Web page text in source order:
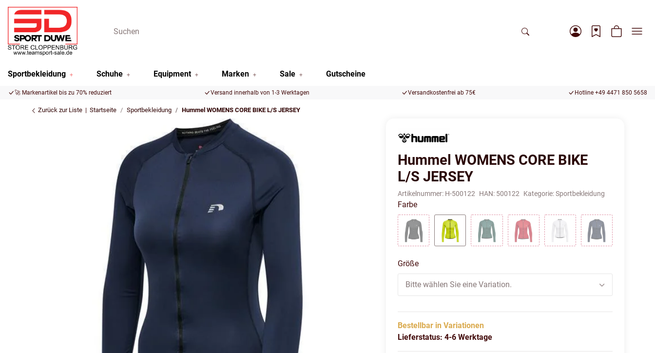
Sportbekleidung Schuhe Equipment Marken Sale Gutscheine
🚀 Markenartikel bis zu 70% reduziert Versand innerhalb von 1-3 Werktagen Versandkostenfrei ab 75€ Hotline +49 4471 850 5658
Zurück zur Liste Startseite Sportbekleidung Hummel WOMENS CORE BIKE L/S JERSEY
Hummel WOMENS CORE BIKE
L/S JERSEY
Artikelnummer: H-500122 HAN: 500122 Kategorie:Sportbekleidung
Farbe
Größe
Bitte wählen Sie eine Variation.
Bestellbar in Variationen
Lieferstatus: 4-6 Werktage